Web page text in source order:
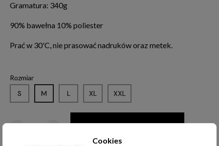
Gramatura: 340g
90% bawełna 10% poliester
Prać w 30'C, nie prasować nadruków oraz metek.
Rozmiar
S M L XL XXL
Cookies